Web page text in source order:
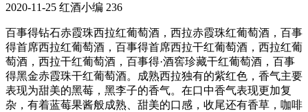
2020-11-25 红酒小编 236
百事得钻石赤霞珠西拉红葡萄酒，西拉赤霞珠红葡萄酒，百事
得首席西拉红葡萄酒，百事得首席西拉干红葡萄酒，西拉红葡
萄酒，西拉干红葡萄酒，百事得·酒窖珍藏干红葡萄酒，百事
得黑金赤霞珠干红葡萄酒。成熟西拉独有的紫红色，香气主要
表现为甜美的黑莓，黑李子的香气。在口中香气表现更加复
杂，有着蓝莓果酱般成熟、甜美的口感，收尾还有香草，咖啡